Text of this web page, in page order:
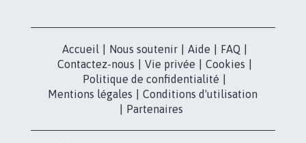
Accueil Nous soutenir Aide FAQ
Contactez-nous
Vie privée Cookies
Politique de confidentialité
Mentions légales
Conditions d'utilisation
Partenaires